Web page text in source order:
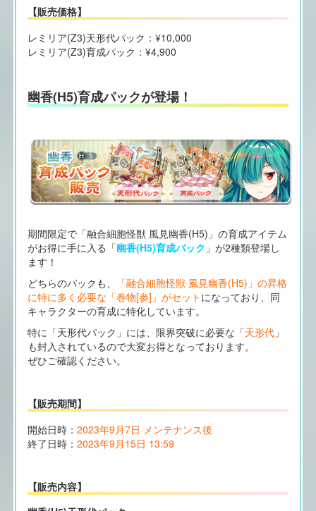
【販売価格】
レミリア(Z3)天形代パック：¥10,000
レミリア(Z3)育成パック：¥4,900
幽香(H5)育成パックが登場！
期間限定で「融合細胞怪獣 風見幽香(H5)」の育成アイテム
がお得に手に入る「幽香(H5)育成パック 」が2種類登場し
ます！
どちらのパックも、
「融合細胞怪獣 風見幽香(H5)」の昇格
に特に多く必要な「巻物[参]」がセット になっており、同
キャラクターの育成に特化しています。
特に「天形代パック」には、限界突破に必要な「天形代」
も封入されているので大変お得となっております。
ぜひご確認ください。
【販売期間】
開始日時： 2023年9月7日 メンテナンス後
終了日時： 2023年9月15日 13:59
【販売内容】